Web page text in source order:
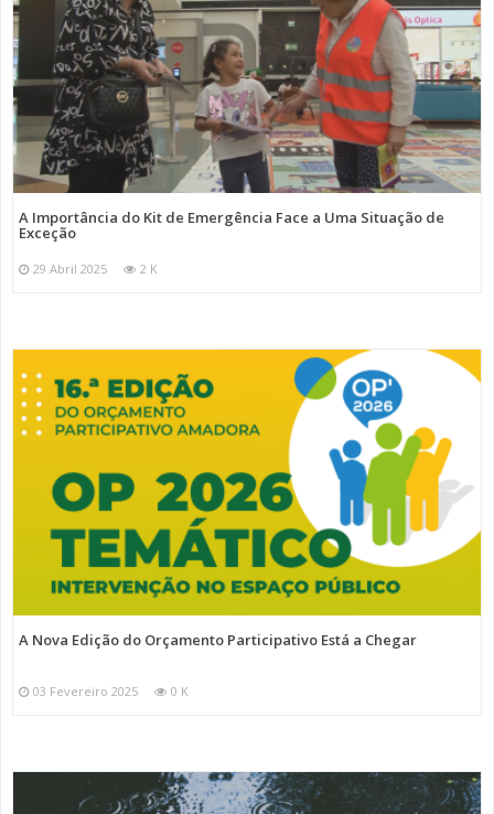
A Importância do Kit de Emergência Face a Uma Situação de
Exceção
29 Abril 2025 2 K
A Nova Edição do Orçamento Participativo Está a Chegar
03 Fevereiro 2025 0 K